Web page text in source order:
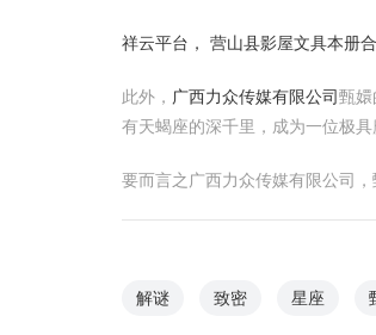
祥云平台， 营山县影屋文具本册
此外， 广西力众传媒有限公司甄嬛
有天蝎座的深千里，成为一位极具
要而言之广西力众传媒有限公司
解谜 致密 星座